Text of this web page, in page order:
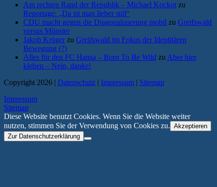
Am rechten Rand der Republik – Michael Kockot zu
Reportage: „Da ist man lieber still“
CDU macht gegen die Diagonalquerung mobil zu Greifswald
versus Münster
Jakob Krüger zu Greifswald im Fokus der Identitären
Bewegung (?)
Alles für den FC Hansa – Born To Be Wild zu Aber hier
kleben – Nein, danke!
Copyright 2026 | Datenschutz | Impressum | Sitemap
Impressum
Sitemap
Diese Website benutzt Cookies. Wenn Sie die Website weiter
nutzen, stimmen Sie der Verwendung von Cookies zu. Akzeptieren
Zur Datenschutzerklärung